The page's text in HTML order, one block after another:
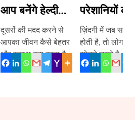
आप बनेंगे हेल्दी
और पॉज़िटिव
दूसरों की मदद करने से
आपका जीवन कैसे बेहतर
और स्वस्थ बना रहता है,
जानिये इस लेख में –
परेशानियों का
समाधान
ज़िंदगी में जब
होती है, तो लोग
सोचने लगते है,
आपको बता दें कि